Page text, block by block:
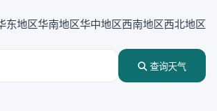
东地区华南地区华中地区西南地区西北地区
查询天气